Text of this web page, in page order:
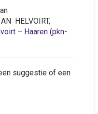
HELVOIRT,
– Haaren (pkn-
suggestie of een